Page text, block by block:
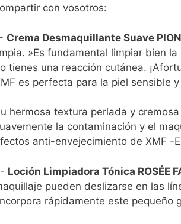
con vosotros:
Crema Desmaquillante Suave
»Es fundamental limpiar bien
tienes una reacción cutánea.
es perfecta para la piel sensible
hermosa textura perlada y
la contaminación y el
anti-envejecimiento de XMF -
Loción Limpiadora Tónica ROSÉE
pueden deslizarse en las
rápidamente este pequeño